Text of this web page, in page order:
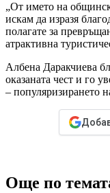
„От името на
искам да изразя
полагате за
атрактивна
Албена Даракчиева
оказаната чест и го
– популяризирането
Още по